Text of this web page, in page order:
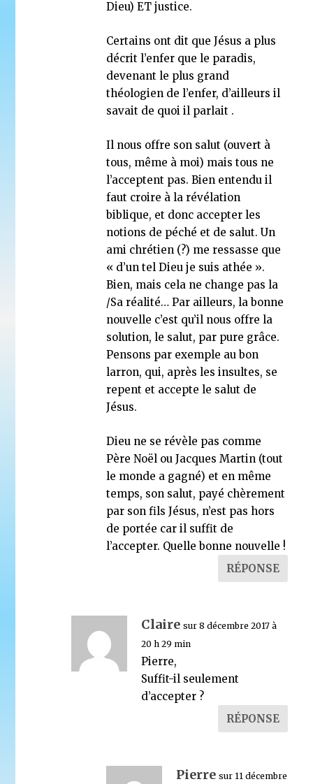
Dieu) ET justice.
Certains ont dit que Jésus a plus
décrit l’enfer que le paradis,
devenant le plus grand
théologien de l’enfer, d’ailleurs il
savait de quoi il parlait .
Il nous offre son salut (ouvert à
tous, même à moi) mais tous ne
l’acceptent pas. Bien entendu il
faut croire à la révélation
biblique, et donc accepter les
notions de péché et de salut. Un
ami chrétien (?) me ressasse que
« d’un tel Dieu je suis athée ».
Bien, mais cela ne change pas la
/Sa réalité… Par ailleurs, la bonne
nouvelle c’est qu’il nous offre la
solution, le salut, par pure grâce.
Pensons par exemple au bon
larron, qui, après les insultes, se
repent et accepte le salut de
Jésus.
Dieu ne se révèle pas comme
Père Noël ou Jacques Martin (tout
le monde a gagné) et en même
temps, son salut, payé chèrement
par son fils Jésus, n’est pas hors
de portée car il suffit de
l’accepter. Quelle bonne nouvelle !
RÉPONSE
Claire sur 8 décembre 2017 à
20 h 29 min
Pierre,
Suffit-il seulement
d’accepter ?
RÉPONSE
Pierre sur 11 décembre